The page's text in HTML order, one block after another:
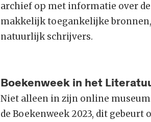
archief op met informatie over
makkelijk toegankelijke
natuurlijk schrijvers.
Boekenweek in het
Niet alleen in zijn online museum
de Boekenweek 2023, dit